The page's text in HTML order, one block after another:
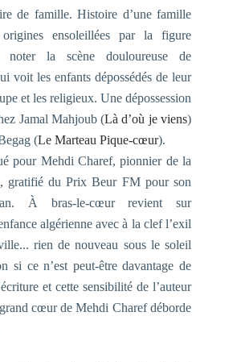
de famille. Histoire d’une famille
ensoleillées par la figure
noter la scène douloureuse de
voit les enfants dépossédés de leur
et les religieux. Une dépossession
Jamal Mahjoub (Là d’où je viens)
(Le Marteau Pique-cœur).
pour Mehdi Charef, pionnier de la
gratifié du Prix Beur FM pour son
À bras-le-cœurrevient sur
algérienne avec à la clef l’exil
rien de nouveau sous le soleil
si ce n’est peut-être davantage de
et cette sensibilité de l’auteur
cœur de Mehdi Charef déborde